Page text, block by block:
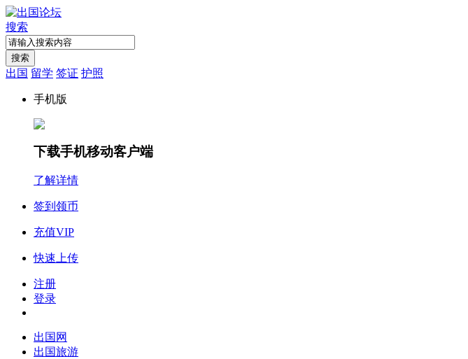
搜索
搜索
出国 留学 签证 护照
手机版
下载手机移动客户端
了解详情
签到领币
充值VIP
快速上传
注册
登录
出国网
出国旅游